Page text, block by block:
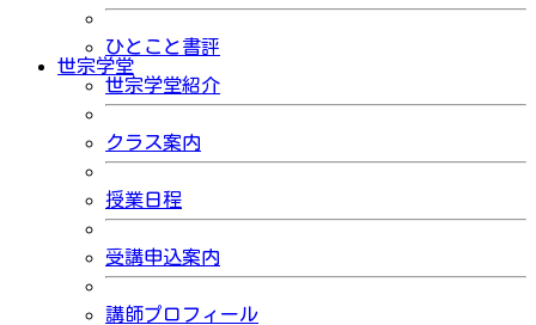
ひとこと書評
世宗学堂
世宗学堂紹介
クラス案内
授業日程
受講申込案内
講師プロフィール